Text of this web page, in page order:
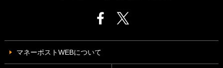
マネーポストWEBについて